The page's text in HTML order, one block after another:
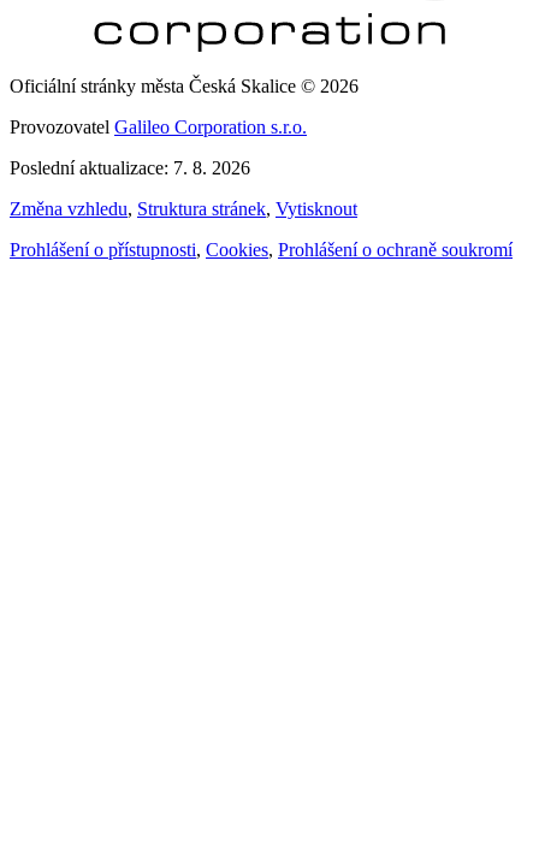
Oficiální stránky města Česká Skalice © 2026
Provozovatel Galileo Corporation s.r.o.
Poslední aktualizace: 7. 8. 2026
Změna vzhledu, Struktura stránek, Vytisknout
Prohlášení o přístupnosti, Cookies, Prohlášení o ochraně soukromí